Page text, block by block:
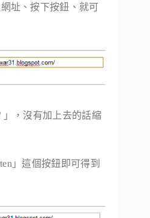
址、按下按鈕、就可
」，沒有加上去的話縮
」這個按鈕即可得到